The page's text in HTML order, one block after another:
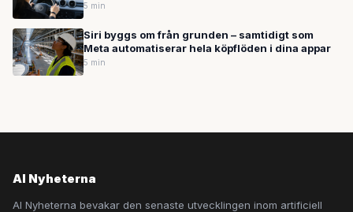
5 min
Siri byggs om från grunden – samtidigt som
Meta automatiserar hela köpflöden i dina appar
5 min
AI Nyheterna
AI Nyheterna bevakar den senaste utvecklingen inom artificiell